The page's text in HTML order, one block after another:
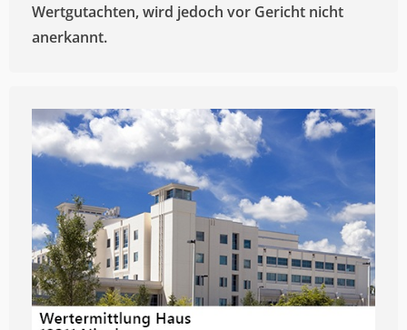
Wertgutachten, wird jedoch vor Gericht nicht
anerkannt.